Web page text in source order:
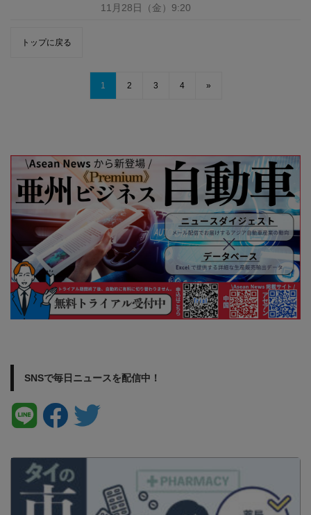
11月28日 （金） 9:20
トップに戻る
1 2 3 4 »
SNSで毎日ニュースを配信中！